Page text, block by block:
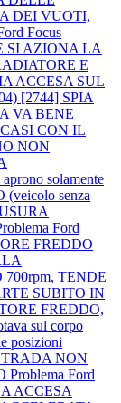
DEI VUOTI,
Focus
SI AZIONA LA
E
ACCESA SUL
[2744] SPIA
VA BENE
CASI CON IL
NON
solamente
(veicolo senza
Ford
FREDDO
TENDE
SUBITO IN
FREDDO,
sul corpo
posizioni
NON
Problema Ford
ACCESA